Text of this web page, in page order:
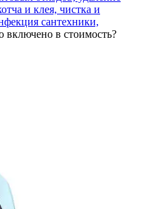
и клея, чистка и
сантехники,
включено в стоимость?